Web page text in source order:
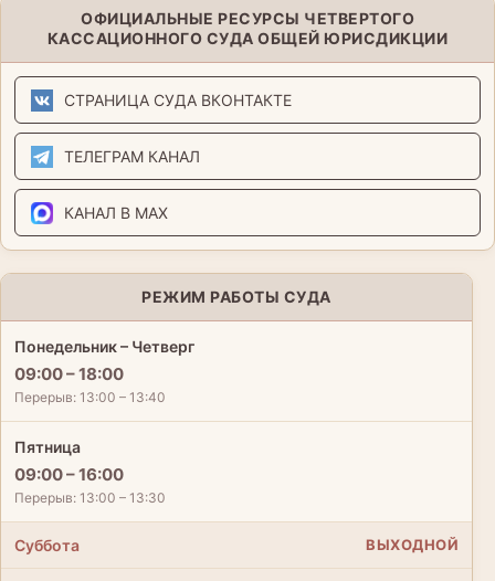
ОФИЦИАЛЬНЫЕ РЕСУРСЫ ЧЕТВЕРТОГО
КАССАЦИОННОГО СУДА ОБЩЕЙ ЮРИСДИКЦИИ
СТРАНИЦА СУДА ВКОНТАКТЕ
ТЕЛЕГРАМ КАНАЛ
КАНАЛ В MAX
РЕЖИМ РАБОТЫ СУДА
Понедельник – Четверг
09:00 – 18:00
Перерыв: 13:00 – 13:40
Пятница
09:00 – 16:00
Перерыв: 13:00 – 13:30
Суббота ВЫХОДНОЙ